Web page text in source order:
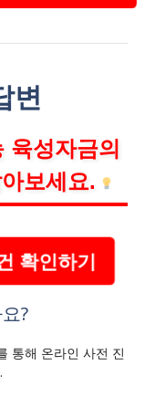
변
육성자금의
보세요.
확인하기
?
통해 온라인 사전 진